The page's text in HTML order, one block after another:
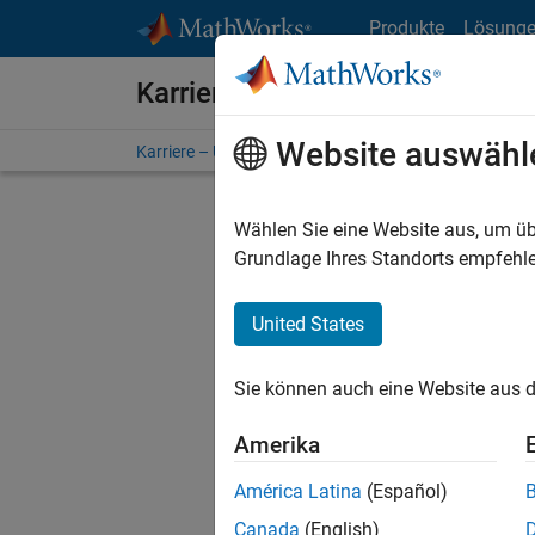
Produkte
Karriere bei MathWorks
Karriere – Übersicht Stellensuche
FILTER:
Stellen
Es
Region
Website
Wählen Sie eine Website aus, um
Grundlage Ihres Standorts
United States
Sie können auch eine Website aus
Amerika
América Latina (Español)
Canada (English)